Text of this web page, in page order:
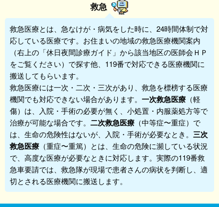
救急
救急医療とは、急なけが・病気をした時に、24時間体制で対
応している医療です。お住まいの地域の救急医療機関案内
（右上の「休日夜間診療ガイド」から該当地区の医師会ＨＰ
をご覧ください）で探す他、119番で対応できる医療機関に
搬送してもらいます。
救急医療には一次・二次・三次があり、救急を標榜する医療
機関でも対応できない場合があります。 一次救急医療 （軽
傷）は、入院・手術の必要が無く、小処置・内服薬処方等で
治療が可能な場合です。 二次救急医療 （中等症〜重症）で
は、生命の危険性はないが、入院・手術が必要なとき。 三次
救急医療 （重症〜重篤）とは、生命の危険に瀕している状況
で、高度な医療が必要なときに対応します。実際の119番救
急車要請では、救急隊が現場で患者さんの病状を判断し、適
切とされる医療機関に搬送します。